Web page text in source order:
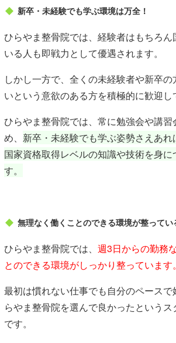
新卒・未経験でも学ぶ環境は万全！
ひらやま整骨院では、経験者はもちろ
いる人も即戦力として優遇されます。
しかし一方で、全くの未経験者や新卒
いという意欲のある方を積極的に歓迎し
ひらやま整骨院では、常に勉強会や講
め、 新卒・未経験でも学ぶ姿勢さえあ
国家資格取得レベルの知識や技術を身
す。
無理なく働くことのできる環境が整ってい
ひらやま整骨院では、 週3日からの勤務
とのできる環境がしっかり整っています。
最初は慣れない仕事でも自分のペース
らやま整骨院を選んで良かったという
です。